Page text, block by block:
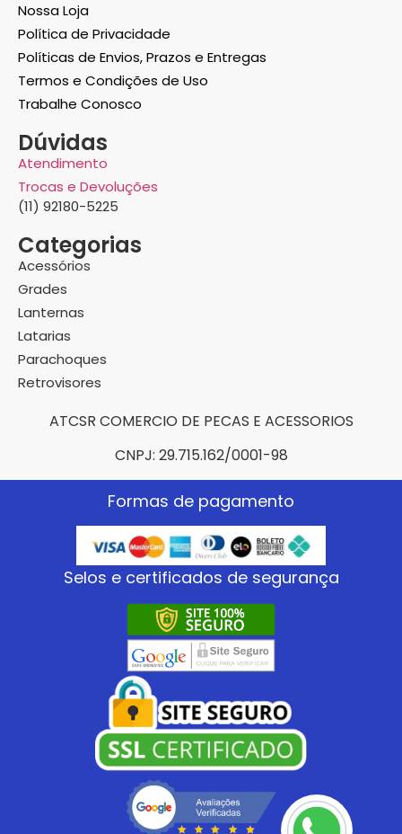
Nossa Loja
Política de Privacidade
Políticas de Envios, Prazos e Entregas
Termos e Condições de Uso
Trabalhe Conosco
Dúvidas
Atendimento
Trocas e Devoluções
(11) 92180-5225
Categorias
Acessórios
Grades
Lanternas
Latarias
Parachoques
Retrovisores
ATCSR COMERCIO DE PECAS E ACESSORIOS
CNPJ: 29.715.162/0001-98
Formas de pagamento
Selos e certificados de segurança